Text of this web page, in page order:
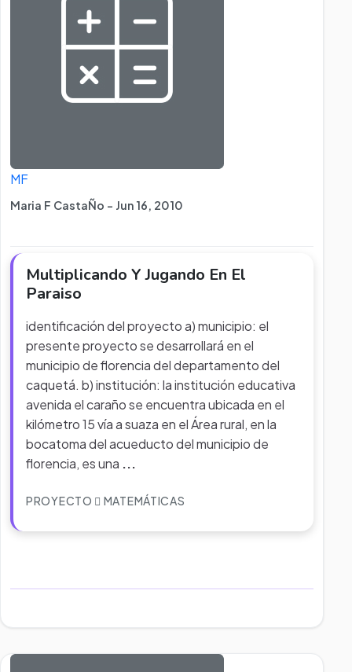
MF
Maria F CastaÑo - Jun 16, 2010
Multiplicando Y Jugando En El
Paraiso
identificación del proyecto a) municipio: el
presente proyecto se desarrollará en el
municipio de florencia del departamento del
caquetá. b) institución: la institución educativa
avenida el caraño se encuentra ubicada en el
kilómetro 15 vía a suaza en el Área rural, en la
bocatoma del acueducto del municipio de
florencia, es una ...
PROYECTO MATEMÁTICAS